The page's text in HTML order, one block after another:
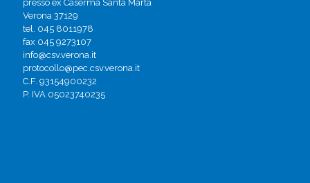
presso ex Caserma Santa Marta
Verona 37129
tel. 045 8011978
fax 045 9273107
info@csv.verona.it
protocollo@pec.csv.verona.it
C.F. 93154900232
P. IVA 05023740235